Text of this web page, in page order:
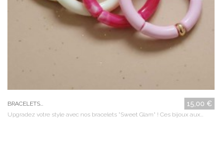
BRACELETS... 15,00 €
Upgradez votre style avec nos bracelets "Sweet Glam" ! Ces bijoux aux...